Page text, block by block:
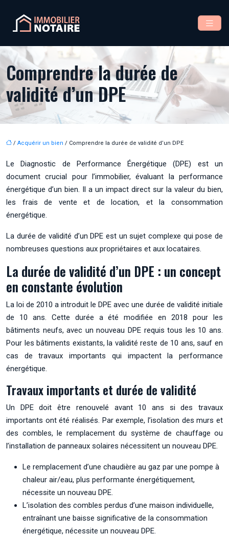
Comprendre la durée de
validité d’un DPE
/ Acquérir un bien / Comprendre la durée de validité d’un DPE
Le Diagnostic de Performance Énergétique (DPE) est un
document crucial pour l’immobilier, évaluant la performance
énergétique d’un bien. Il a un impact direct sur la valeur du bien,
les frais de vente et de location, et la consommation
énergétique.
La durée de validité d’un DPE est un sujet complexe qui pose de
nombreuses questions aux propriétaires et aux locataires.
La durée de validité d’un DPE : un concept
en constante évolution
La loi de 2010 a introduit le DPE avec une durée de validité initiale
de 10 ans. Cette durée a été modifiée en 2018 pour les
bâtiments neufs, avec un nouveau DPE requis tous les 10 ans.
Pour les bâtiments existants, la validité reste de 10 ans, sauf en
cas de travaux importants qui impactent la performance
énergétique.
Travaux importants et durée de validité
Un DPE doit être renouvelé avant 10 ans si des travaux
importants ont été réalisés. Par exemple, l’isolation des murs et
des combles, le remplacement du système de chauffage ou
l’installation de panneaux solaires nécessitent un nouveau DPE.
Le remplacement d’une chaudière au gaz par une pompe à
chaleur air/eau, plus performante énergétiquement,
nécessite un nouveau DPE.
L’isolation des combles perdus d’une maison individuelle,
entraînant une baisse significative de la consommation
énergétique, nécessite un nouveau DPE.